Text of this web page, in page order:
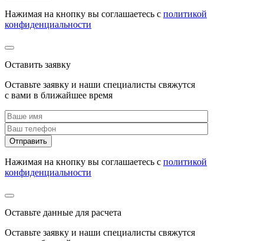
Нажимая на кнопку вы соглашаетесь с политикой
конфиденциальности
Оставить заявку
Оставьте заявку и наши специалисты свяжутся
с вами в ближайшее время
Нажимая на кнопку вы соглашаетесь с политикой
конфиденциальности
Оставьте данные для расчета
Оставьте заявку и наши специалисты свяжутся